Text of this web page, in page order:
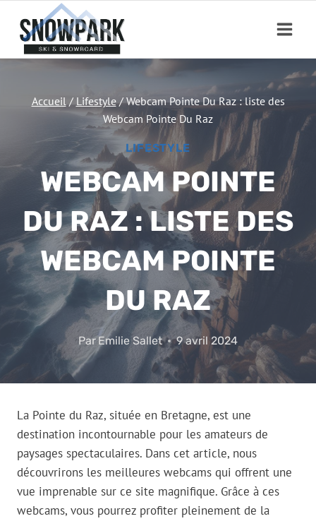
contenu
Accueil / Lifestyle / Webcam Pointe Du Raz : liste des
Webcam Pointe Du Raz
LIFESTYLE
WEBCAM POINTE
DU RAZ : LISTE DES
WEBCAM POINTE
DU RAZ
Par Emilie Sallet 9 avril 2024
La Pointe du Raz, située en Bretagne, est une
destination incontournable pour les amateurs de
paysages spectaculaires. Dans cet article, nous
découvrirons les meilleures webcams qui offrent une
vue imprenable sur ce site magnifique. Grâce à ces
webcams, vous pourrez profiter pleinement de la